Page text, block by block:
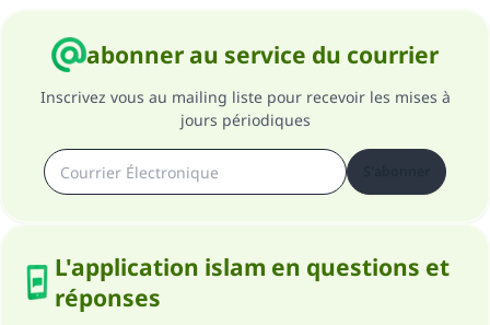
abonner au service du courrier
Inscrivez vous au mailing liste pour recevoir les mises à
jours périodiques
L'application islam en questions et
réponses